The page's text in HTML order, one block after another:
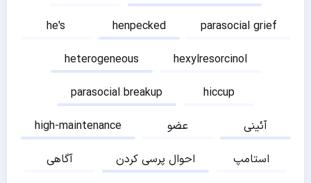
he's
henpecked
parasocial grief
heterogeneous
hexylresorcinol
parasocial breakup
hiccup
high-maintenance
عضو
آئینی
آگاهی
احوال پرسی کردن
استامپ